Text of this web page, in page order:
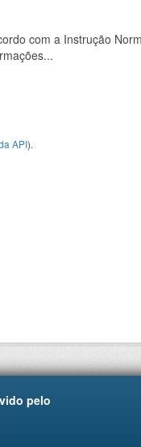
com a Instrução
API).
pelo